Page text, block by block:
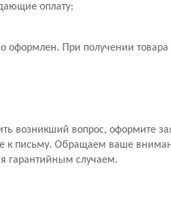
оплату;
оформлен. При получении
возникший вопрос, оформите
к письму. Обращаем ваше
гарантийным случаем.